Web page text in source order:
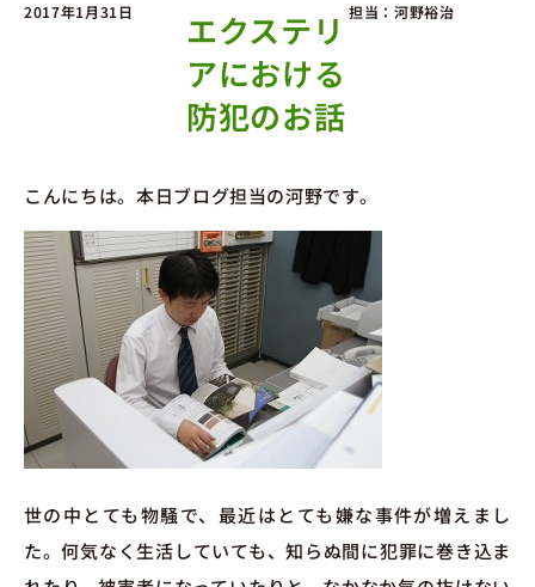
2017年1月31日
エクステリ
アにおける
防犯のお話
担当：河野裕治
こんにちは。本日ブログ担当の河野です。
世の中とても物騒で、最近はとても嫌な事件が増えまし
た。何気なく生活していても、知らぬ間に犯罪に巻き込ま